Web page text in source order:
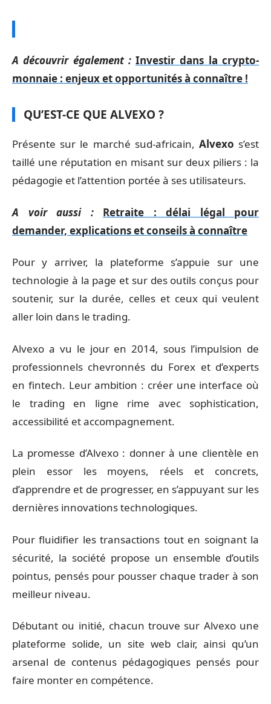
A découvrir également : Investir dans la crypto-
monnaie : enjeux et opportunités à connaître !
QU’EST-CE QUE ALVEXO ?
Présente sur le marché sud-africain, Alvexo s’est
taillé une réputation en misant sur deux piliers : la
pédagogie et l’attention portée à ses utilisateurs.
A voir aussi :
Retraite : délai légal pour
demander, explications et conseils à connaître
Pour y arriver, la plateforme s’appuie sur une
technologie à la page et sur des outils conçus pour
soutenir, sur la durée, celles et ceux qui veulent
aller loin dans le trading.
Alvexo a vu le jour en 2014, sous l’impulsion de
professionnels chevronnés du Forex et d’experts
en fintech. Leur ambition : créer une interface où
le trading en ligne rime avec sophistication,
accessibilité et accompagnement.
La promesse d’Alvexo : donner à une clientèle en
plein essor les moyens, réels et concrets,
d’apprendre et de progresser, en s’appuyant sur les
dernières innovations technologiques.
Pour fluidifier les transactions tout en soignant la
sécurité, la société propose un ensemble d’outils
pointus, pensés pour pousser chaque trader à son
meilleur niveau.
Débutant ou initié, chacun trouve sur Alvexo une
plateforme solide, un site web clair, ainsi qu’un
arsenal de contenus pédagogiques pensés pour
faire monter en compétence.